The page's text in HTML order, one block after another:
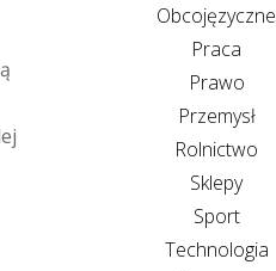
Obcojęzyczne
Praca
Prawo
Przemysł
Rolnictwo
Sklepy
Sport
Technologia